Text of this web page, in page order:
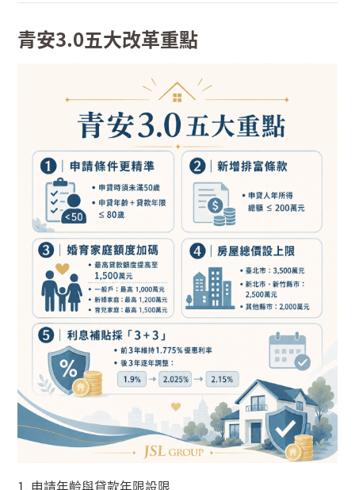
青安3.0五大改革重點
1. 申請年齡與貸款年限設限